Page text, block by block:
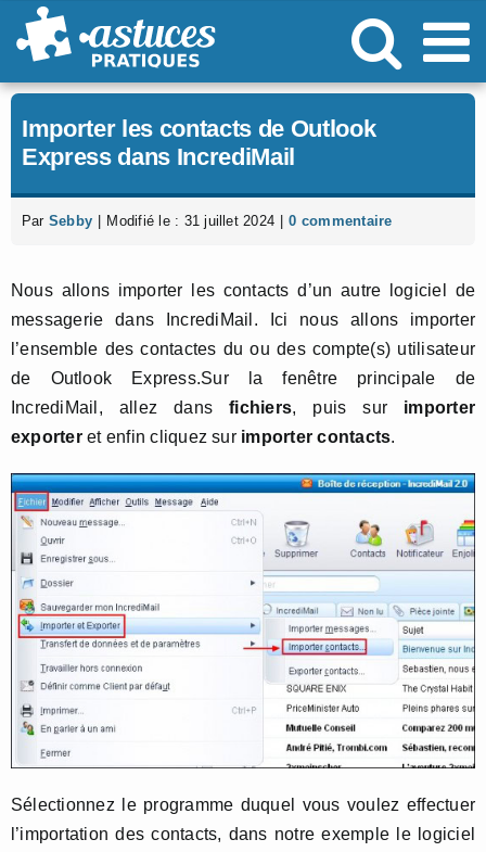
Passer
au
Importer les contacts de Outlook
Express dans IncrediMail
Par Sebby Modifié le : 31 juillet 2024 0 commentaire
Nous allons importer les contacts d’un autre logiciel de
messagerie dans IncrediMail. Ici nous allons importer
l’ensemble des contactes du ou des compte(s) utilisateur
de Outlook Express.Sur la fenêtre principale de
IncrediMail, allez dansfichiers, puis sur importer
exporteret enfin cliquez sur importer contacts.
Sélectionnez le programme duquel vous voulez effectuer
l’importation des contacts, dans notre exemple le logiciel